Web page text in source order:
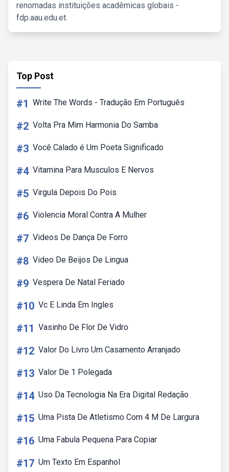
renomadas instituições acadêmicas globais -
fdp.aau.edu.et.
Top Post
#1 Write The Words - Tradução Em Português
#2 Volta Pra Mim Harmonia Do Samba
#3 Você Calado é Um Poeta Significado
#4 Vitamina Para Musculos E Nervos
#5 Virgula Depois Do Pois
#6 Violencia Moral Contra A Mulher
#7 Videos De Dança De Forro
#8 Video De Beijos De Lingua
#9 Vespera De Natal Feriado
#10 Vc E Linda Em Ingles
#11 Vasinho De Flor De Vidro
#12 Valor Do Livro Um Casamento Arranjado
#13 Valor De 1 Polegada
#14 Uso Da Tecnologia Na Era Digital Redação
#15 Uma Pista De Atletismo Com 4 M De Largura
#16 Uma Fabula Pequena Para Copiar
#17 Um Texto Em Espanhol